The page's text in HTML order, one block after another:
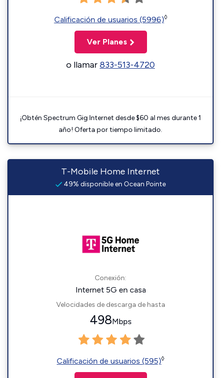
Calificación de usuarios (5996)◊
Ver Planes
o llamar833-513-4720
¡Obtén Spectrum Gig Internet desde $60 al mes durante 1
año! Oferta por tiempo limitado.
T-Mobile Home Internet
49% disponible en Ocean Pointe
Conexión:
Internet 5G en casa
Velocidades de descarga de hasta
498Mbps
Calificación de usuarios (595)◊